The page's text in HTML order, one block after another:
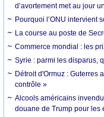
d’avortement met au jour
Pourquoi l’ONU intervient
La course au poste de
Commerce mondial : les
Syrie : parmi les disparus,
Détroit d'Ormuz : Guterres
contrôle »
Alcools américains
douane de Trump pour les